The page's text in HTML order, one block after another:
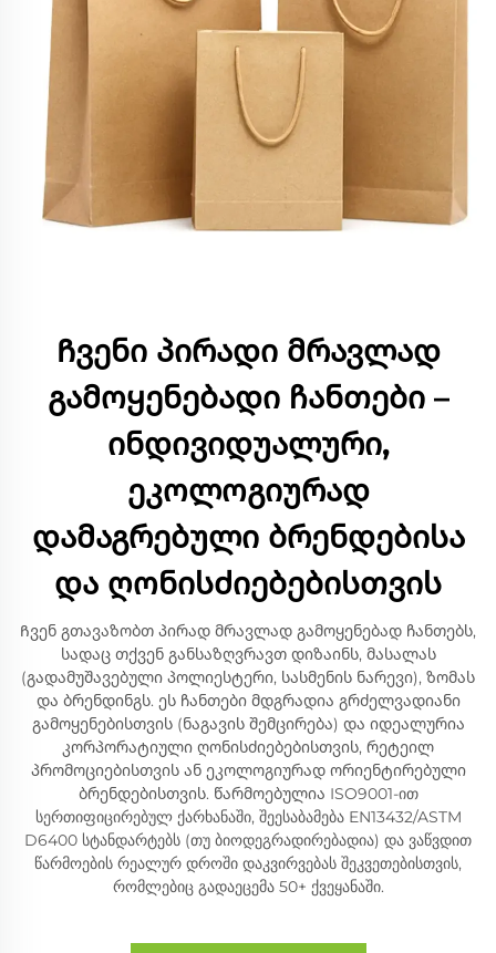
Ჩვენი პირადი მრავლად
გამოყენებადი ჩანთები –
ინდივიდუალური,
ეკოლოგიურად
დამაგრებული ბრენდებისა
და ღონისძიებებისთვის
Ჩვენ გთავაზობთ პირად მრავლად გამოყენებად ჩანთებს,
სადაც თქვენ განსაზღვრავთ დიზაინს, მასალას
(გადამუშავებული პოლიესტერი, სასმენის ნარევი), ზომას
და ბრენდინგს. ეს ჩანთები მდგრადია გრძელვადიანი
გამოყენებისთვის (ნაგავის შემცირება) და იდეალურია
კორპორატიული ღონისძიებებისთვის, რეტეილ
პრომოციებისთვის ან ეკოლოგიურად ორიენტირებული
ბრენდებისთვის. წარმოებულია ISO9001-ით
სერთიფიცირებულ ქარხანაში, შეესაბამება EN13432/ASTM
D6400 სტანდარტებს (თუ ბიოდეგრადირებადია) და ვაწვდით
წარმოების რეალურ დროში დაკვირვებას შეკვეთებისთვის,
რომლებიც გადაეცემა 50+ ქვეყანაში.